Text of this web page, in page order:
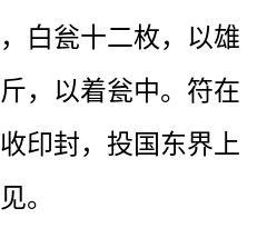
白瓮十二枚，以雄
，以着瓮中。符在
印封，投国东界上
。